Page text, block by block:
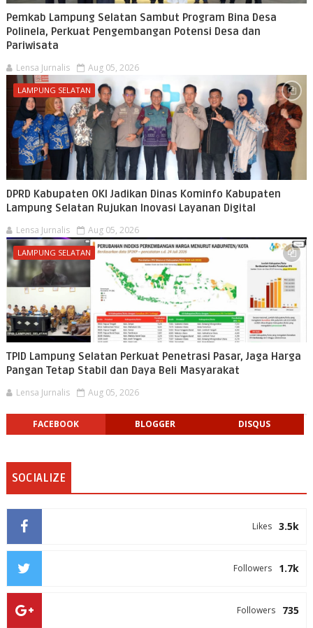
Pemkab Lampung Selatan Sambut Program Bina Desa
Polinela, Perkuat Pengembangan Potensi Desa dan
Pariwisata
Lensa Jurnalis Aug 05, 2026
LAMPUNG SELATAN
DPRD Kabupaten OKI Jadikan Dinas Kominfo Kabupaten
Lampung Selatan Rujukan Inovasi Layanan Digital
Lensa Jurnalis Aug 05, 2026
LAMPUNG SELATAN
TPID Lampung Selatan Perkuat Penetrasi Pasar, Jaga Harga
Pangan Tetap Stabil dan Daya Beli Masyarakat
Lensa Jurnalis Aug 05, 2026
FACEBOOK BLOGGER DISQUS
SOCIALIZE
3.5k
Likes
1.7k
Followers
735
Followers